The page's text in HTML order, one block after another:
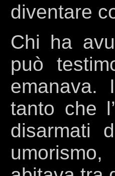
diventare
Chi ha
può
emanava.
tanto che
disarmati